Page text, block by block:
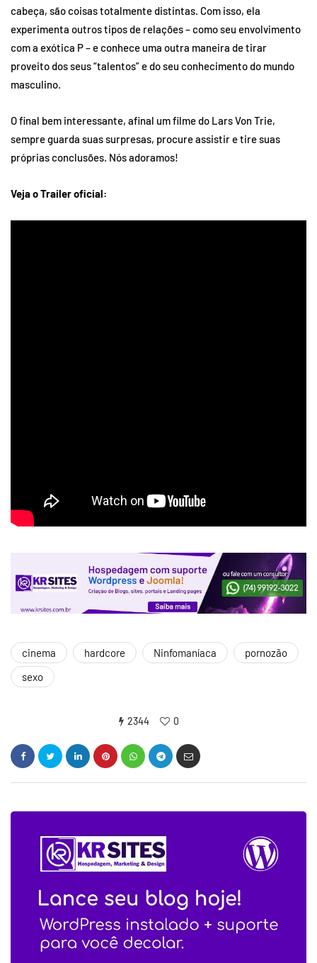
cabeça, são coisas totalmente distintas. Com isso, ela
experimenta outros tipos de relações – como seu envolvimento
com a exótica P – e conhece uma outra maneira de tirar
proveito dos seus “talentos” e do seu conhecimento do mundo
masculino.
O final bem interessante, afinal um filme do Lars Von Trie,
sempre guarda suas surpresas, procure assistir e tire suas
próprias conclusões. Nós adoramos!
Veja o Trailer oficial:
cinema hardcore Ninfomaníaca
pornozão
sexo
2344 0